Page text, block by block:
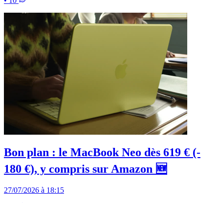
Bon plan : le MacBook Neo dès 619 € (-
180 €), y compris sur Amazon 🆕
27/07/2026 à 18:15